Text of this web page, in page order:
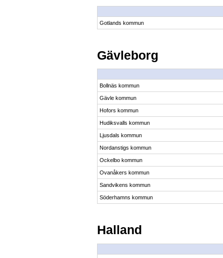
Gotlands kommun
Gävleborg
Bollnäs kommun
Gävle kommun
Hofors kommun
Hudiksvalls kommun
Ljusdals kommun
Nordanstigs kommun
Ockelbo kommun
Ovanåkers kommun
Sandvikens kommun
Söderhamns kommun
Halland